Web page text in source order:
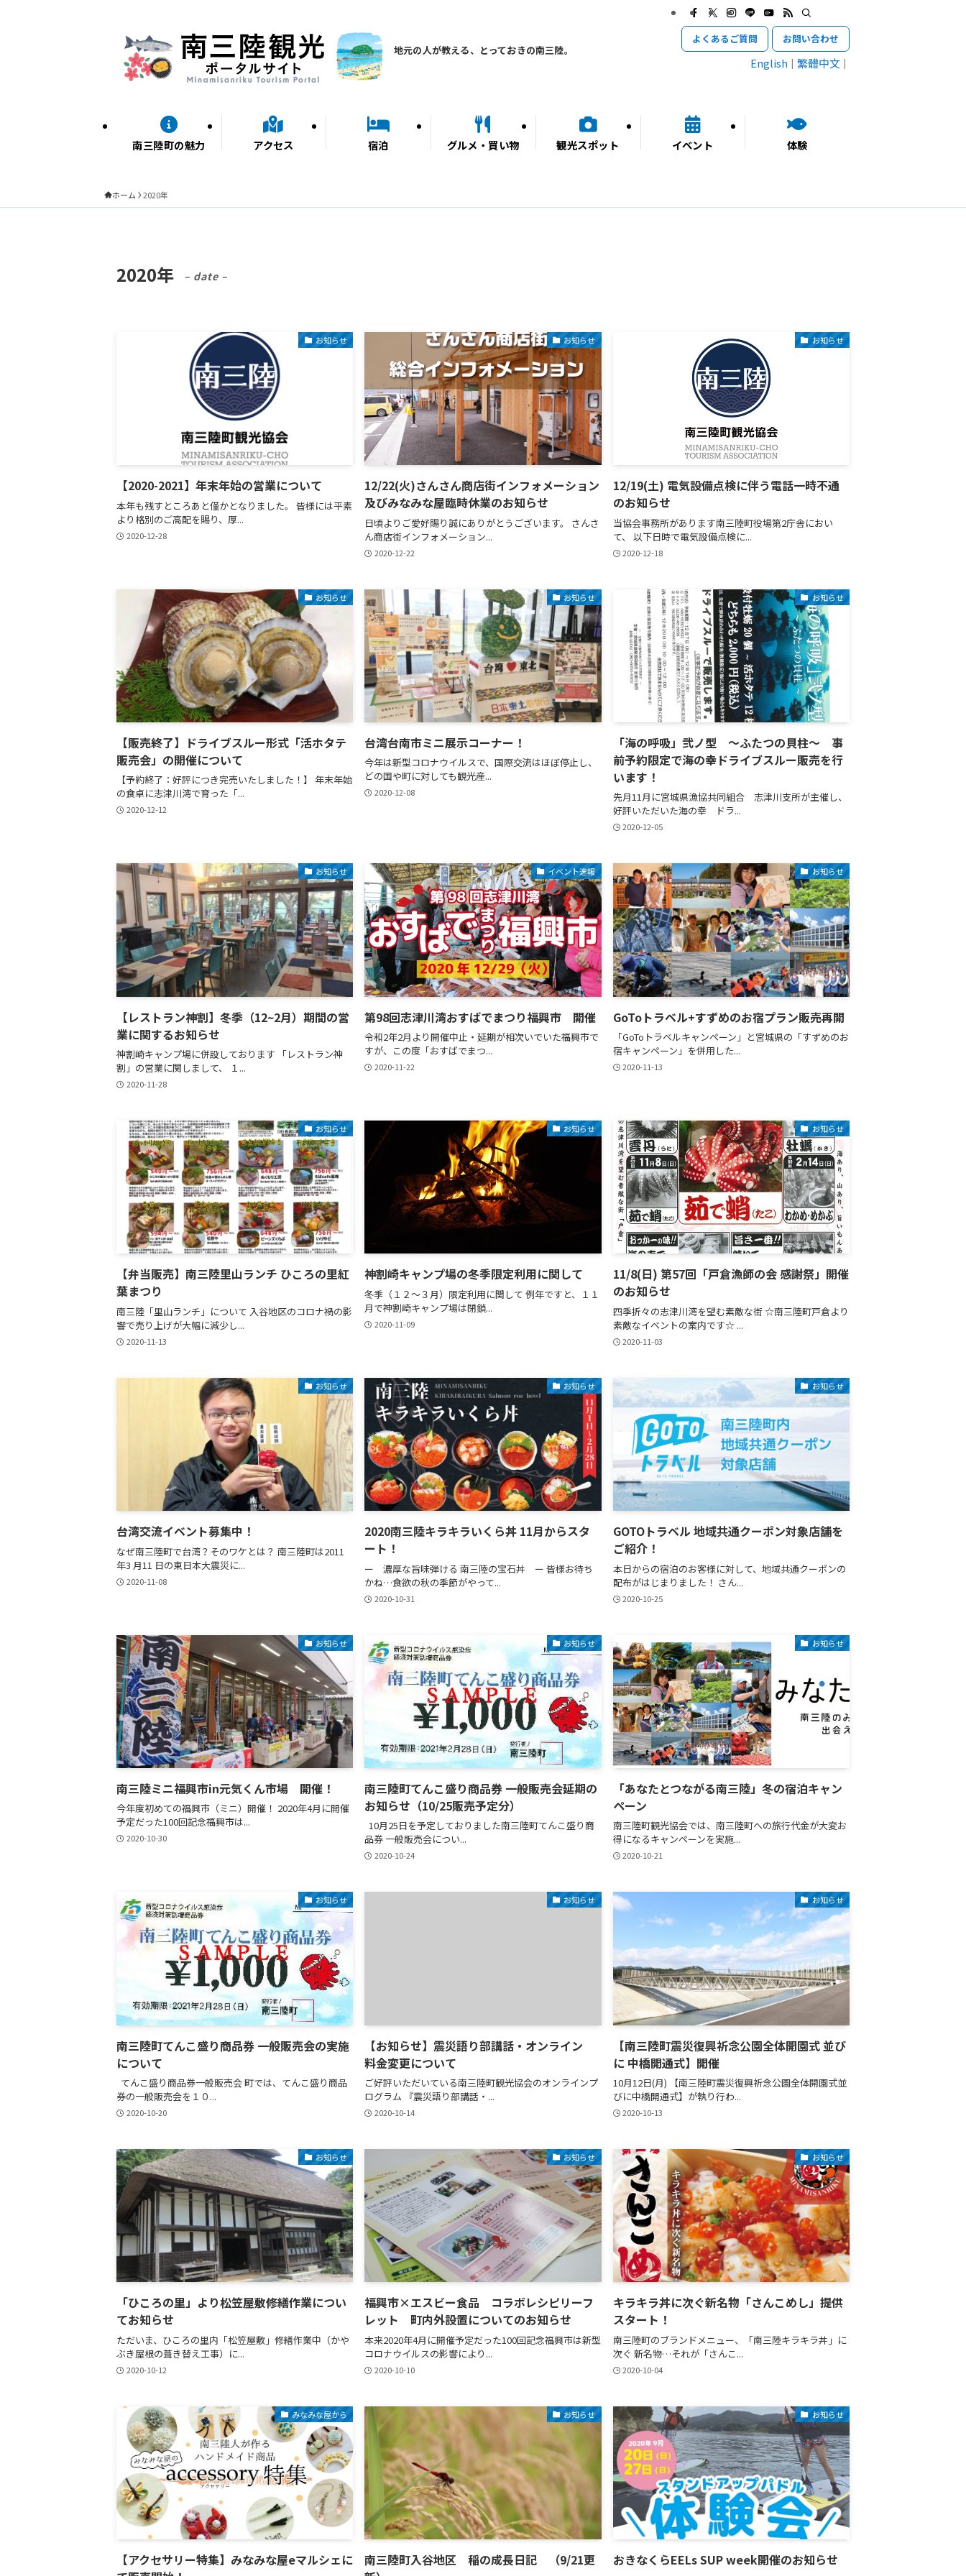
地元の人が教える、とっておきの南三陸。
南三陸町の魅力 アクセス 宿泊 グルメ・買い物 観光スポット イベント 体験
よくあるご質問 お問い合わせ
English 繁體中文
ホーム 2020年
2020年 – date –
お知らせ
【2020-2021】年末年始の営業について
本年も残すところあと僅かとなりました。 皆様には平素
より格別のご高配を賜り、厚...
2020-12-28
お知らせ
12/22(火)さんさん商店街インフォメーション
及びみなみな屋臨時休業のお知らせ
日頃よりご愛好賜り誠にありがとうございます。 さんさ
ん商店街インフォメーション...
2020-12-22
お知らせ
12/19(土) 電気設備点検に伴う電話一時不通
のお知らせ
当協会事務所があります南三陸町役場第2庁舎におい
て、 以下日時で電気設備点検に...
2020-12-18
お知らせ
【販売終了】ドライブスルー形式「活ホタテ
販売会」の開催について
【予約終了：好評につき完売いたしました！】 年末年始
の食卓に志津川湾で育った「...
2020-12-12
お知らせ
台湾台南市ミニ展示コーナー！
今年は新型コロナウイルスで、国際交流はほぼ停止し、
どの国や町に対しても観光産...
2020-12-08
お知らせ
「海の呼吸」弐ノ型 ～ふたつの貝柱～ 事
前予約限定で海の幸ドライブスルー販売を行
います！
先月11月に宮城県漁協共同組合 志津川支所が主催し、
好評いただいた海の幸 ドラ...
2020-12-05
お知らせ
【レストラン神割】冬季（12~2月）期間の営
業に関するお知らせ
神割崎キャンプ場に併設しております 「レストラン神
割」の営業に関しまして、 １...
2020-11-28
イベント速報
第98回志津川湾おすばでまつり福興市 開催
令和2年2月より開催中止・延期が相次いでいた福興市で
すが、この度「おすばでまつ...
2020-11-22
お知らせ
GoToトラベル+すずめのお宿プラン販売再開
「GoToトラベルキャンペーン」と宮城県の「すずめのお
宿キャンペーン」を併用した...
2020-11-13
お知らせ
【弁当販売】南三陸里山ランチ ひころの里紅
葉まつり
南三陸「里山ランチ」について 入谷地区のコロナ禍の影
響で売り上げが大幅に減少し...
2020-11-13
お知らせ
神割崎キャンプ場の冬季限定利用に関して
冬季（１２～３月）限定利用に関して 例年ですと、１１
月で神割崎キャンプ場は閉鎖...
2020-11-09
お知らせ
11/8(日) 第57回「戸倉漁師の会 感謝祭」開催
のお知らせ
四季折々の志津川湾を望む素敵な街 ☆南三陸町戸倉より
素敵なイベントの案内です☆ ...
2020-11-03
お知らせ
台湾交流イベント募集中！
なぜ南三陸町で台湾？そのワケとは？ 南三陸町は2011
年3 月11 日の東日本大震災に...
2020-11-08
お知らせ
2020南三陸キラキラいくら丼 11月からスタ
ート！
ー 濃厚な旨味弾ける 南三陸の宝石丼 ー 皆様お待ち
かね…食欲の秋の季節がやって...
2020-10-31
お知らせ
GOTOトラベル 地域共通クーポン対象店舗を
ご紹介！
本日からの宿泊のお客様に対して、地域共通クーポンの
配布がはじまりました！ さん...
2020-10-25
お知らせ
南三陸ミニ福興市in元気くん市場 開催！
今年度初めての福興市（ミニ）開催！ 2020年4月に開催
予定だった100回記念福興市は...
2020-10-30
お知らせ
南三陸町てんこ盛り商品券 一般販売会延期の
お知らせ（10/25販売予定分）
10月25日を予定しておりました南三陸町てんこ盛り商
品券 一般販売会につい...
2020-10-24
お知らせ
「あなたとつながる南三陸」冬の宿泊キャン
ペーン
南三陸町観光協会では、南三陸町への旅行代金が大変お
得になるキャンペーンを実施...
2020-10-21
お知らせ
南三陸町てんこ盛り商品券 一般販売会の実施
について
てんこ盛り商品券一般販売会 町では、てんこ盛り商品
券の一般販売会を１０...
2020-10-20
お知らせ
【お知らせ】震災語り部講話・オンライン
料金変更について
ご好評いただいている南三陸町観光協会のオンラインプ
ログラム 『震災語り部講話・...
2020-10-14
お知らせ
【南三陸町震災復興祈念公園全体開園式 並び
に 中橋開通式】開催
10月12日(月) 【南三陸町震災復興祈念公園全体開園式並
びに中橋開通式】が執り行わ...
2020-10-13
お知らせ
「ひころの里」より松笠屋敷修繕作業につい
てお知らせ
ただいま、ひころの里内「松笠屋敷」修繕作業中（かや
ぶき屋根の葺き替え工事）に...
2020-10-12
お知らせ
福興市×エスビー食品 コラボレシピリーフ
レット 町内外設置についてのお知らせ
本来2020年4月に開催予定だった100回記念福興市は新型
コロナウイルスの影響により...
2020-10-10
お知らせ
キラキラ丼に次ぐ新名物「さんこめし」提供
スタート！
南三陸町のブランドメニュー、「南三陸キラキラ丼」に
次ぐ 新名物…それが「さんこ...
2020-10-04
みなみな屋から
【アクセサリー特集】みなみな屋eマルシェに
お知らせ
南三陸町入谷地区 稲の成長日記 （9/21更
お知らせ
おきなくらEELs SUP week開催のお知らせ